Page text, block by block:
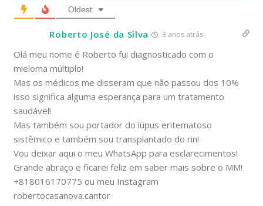
Oldest
Roberto José da Silva 3 anos atrás
Olá meu nome é Roberto fui diagnosticado com o
mieloma múltiplo!
Mas os médicos me disseram que não passou dos 10%
isso significa alguma esperança para um tratamento
saudável!
Mas também sou portador do lúpus eritematoso
sistêmico e também sou transplantado do rin!
Vou deixar aqui o meu WhatsApp para esclarecimentos!
Grande abraço e ficarei feliz em saber mais sobre o MM!
+818016170775 ou meu Instagram
robertocasanova.cantor